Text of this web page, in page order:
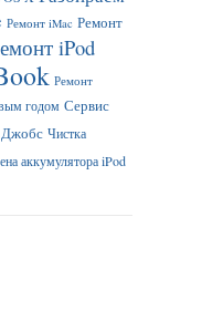
Ремонт iMac Ремонт
iPod
Ремонт
годом Сервис
Чистка
аккумулятора iPod